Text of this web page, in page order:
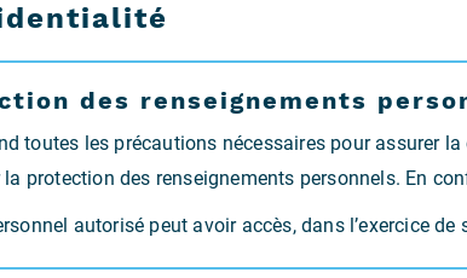
des renseignements
toutes les précautions nécessaires pour assurer
protection des renseignements personnels. En
autorisé peut avoir accès, dans l’exercice